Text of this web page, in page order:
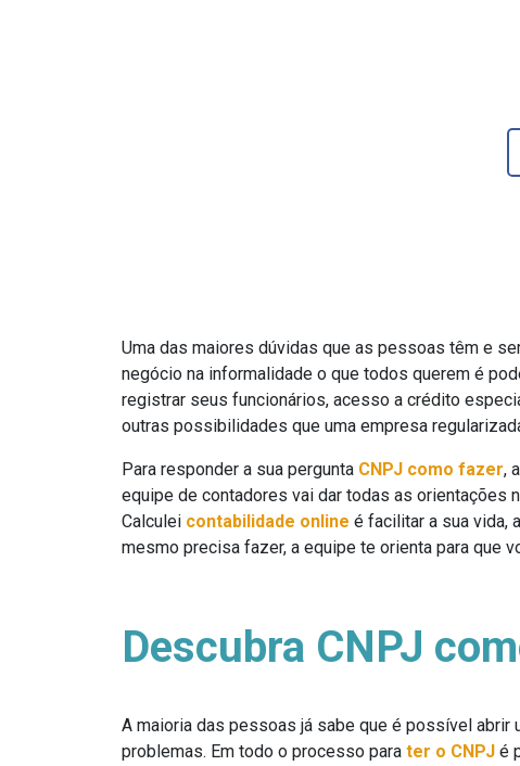
Uma das maiores dúvidas que as pessoas têm e
negócio na informalidade o que todos querem é
registrar seus funcionários, acesso a crédito
outras possibilidades que uma empresa
Para responder a sua pergunta CNPJ como fazer,
equipe de contadores vai dar todas as orientações
Calculei contabilidade online é facilitar a sua vida,
mesmo precisa fazer, a equipe te orienta para que
Descubra CNPJ
A maioria das pessoas já sabe que é possível
problemas. Em todo o processo para ter o CNPJ é